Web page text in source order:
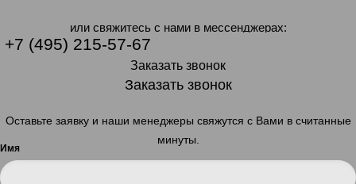
или свяжитесь с нами в мессенджерах:
+7 (495) 215-57-67
Заказать звонок
Заказать звонок
Оставьте заявку и наши менеджеры свяжутся с Вами в считанные
минуты.
Имя